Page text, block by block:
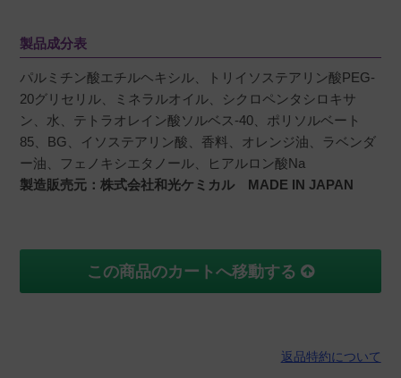
製品成分表
パルミチン酸エチルヘキシル、トリイソステアリン酸PEG-
20グリセリル、ミネラルオイル、シクロペンタシロキサ
ン、水、テトラオレイン酸ソルベス-40、ポリソルベート
85、BG、イソステアリン酸、香料、オレンジ油、ラベンダ
ー油、フェノキシエタノール、ヒアルロン酸Na
製造販売元：株式会社和光ケミカル MADE IN JAPAN
この商品のカートへ移動する
返品特約について